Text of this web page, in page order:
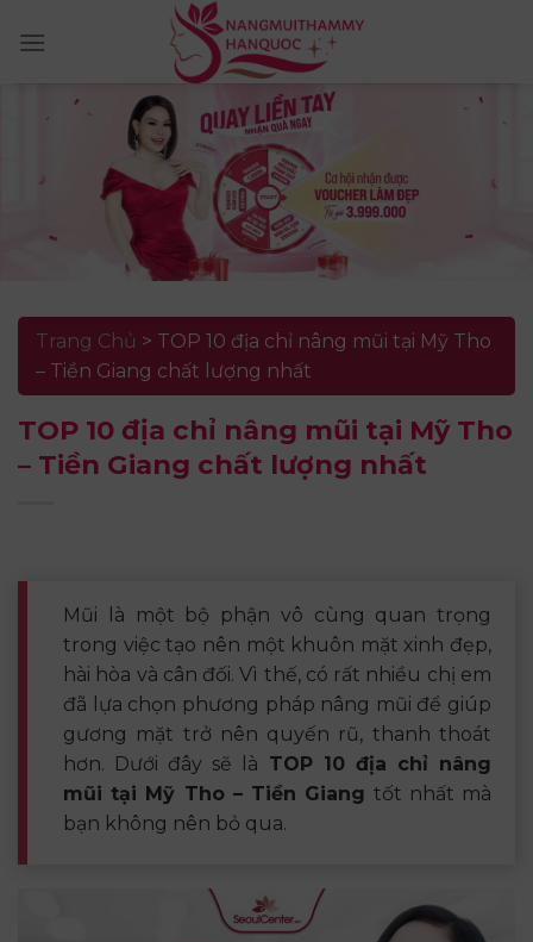
Trang Chủ > TOP 10 địa chỉ nâng mũi tại Mỹ Tho
– Tiền Giang chất lượng nhất
TOP 10 địa chỉ nâng mũi tại Mỹ Tho
– Tiền Giang chất lượng nhất
Mũi là một bộ phận vô cùng quan trọng
trong việc tạo nên một khuôn mặt xinh đẹp,
hài hòa và cân đối. Vì thế, có rất nhiều chị em
đã lựa chọn phương pháp nâng mũi để giúp
gương mặt trở nên quyến rũ, thanh thoát
hơn. Dưới đây sẽ là TOP 10 địa chỉ nâng
mũi tại Mỹ Tho – Tiền Giang tốt nhất mà
bạn không nên bỏ qua.